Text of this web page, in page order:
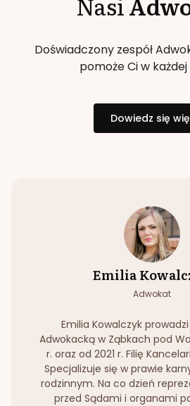
Doświadczony zespół
pomoże Ci w
Dowiedz się
Emilia
Adwokat
Emilia Kowalczyk
Adwokacką w Ząbkach pod
r. oraz od 2021 r. Filię
Specjalizuje się w prawie
rodzinnym. Na co dzień
przed Sądami i organami